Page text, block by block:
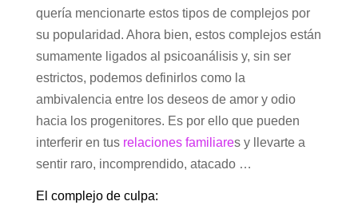
quería mencionarte estos tipos de complejos por
su popularidad. Ahora bien, estos complejos están
sumamente ligados al psicoanálisis y, sin ser
estrictos, podemos definirlos como la
ambivalencia entre los deseos de amor y odio
hacia los progenitores. Es por ello que pueden
interferir en tus relaciones familiares y llevarte a
sentir raro, incomprendido, atacado …
El complejo de culpa: